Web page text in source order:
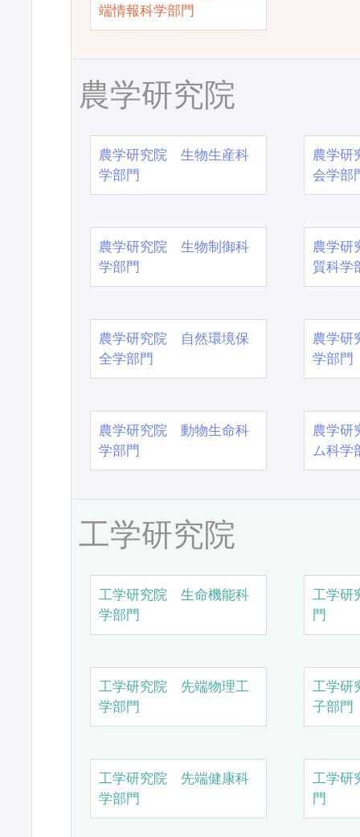
端情報科学部門
農学研究院
農学研究院 生物生産科
学部門
農学
会学部
農学研究院 生物制御科
学部門
農学
質科学
農学研究院 自然環境保
全学部門
農学
学部門
農学研究院 動物生命科
学部門
農学
ム科学
工学研究院
工学研究院 生命機能科
学部門
工学研
門
工学研究院 先端物理工
学部門
工学研
子部門
工学研究院 先端健康科
学部門
工学研
門